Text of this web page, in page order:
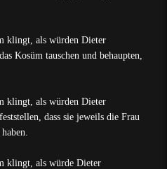
klingt, als würden Dieter
Kosüm tauschen und behaupten,
klingt, als würden Dieter
dass sie jeweils die Frau
klingt, als würde Dieter